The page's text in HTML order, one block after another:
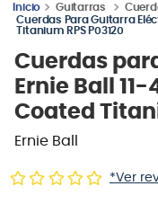
Guitarras
Cuerdas Para Guitarra
Titanium RPS P03120
Cuerdas
Ernie Ball
Coated
Ernie Ball
*Ver